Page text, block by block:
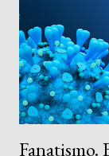
Fanatismo.